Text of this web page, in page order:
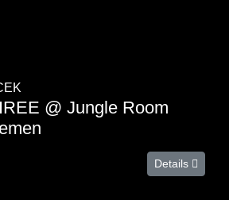
@ Jungle Room
Details